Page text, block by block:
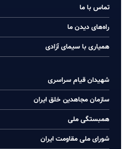
تماس با ما
راه‌های دیدن ما
همیاری با سیمای آزادی
شهیدان قیام سراسری
سازمان مجاهدین خلق ایران
همبستگی ملی
شورای ملی مقاومت ایران